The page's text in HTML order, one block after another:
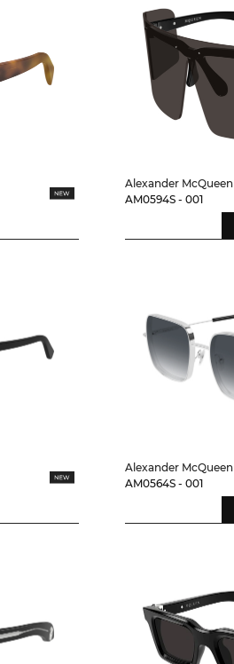
Alexander McQueen
AM0594S - 001
Alexander McQueen
AM0564S - 001